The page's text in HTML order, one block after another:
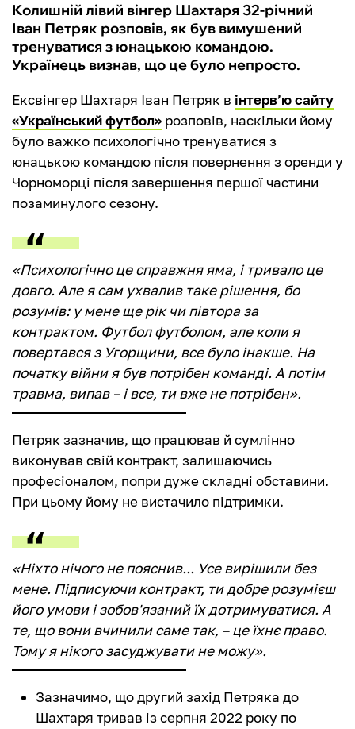
Колишній лівий вінгер Шахтаря 32-річний
Іван Петряк розповів, як був вимушений
тренуватися з юнацькою командою.
Українець визнав, що це було непросто.
Ексвінгер Шахтаря Іван Петряк в інтерв’ю сайту
«Український футбол» розповів, наскільки йому
було важко психологічно тренуватися з
юнацькою командою після повернення з оренди у
Чорноморці після завершення першої частини
позаминулого сезону.
«Психологічно це справжня яма, і тривало це
довго. Але я сам ухвалив таке рішення, бо
розумів: у мене ще рік чи півтора за
контрактом. Футбол футболом, але коли я
повертався з Угорщини, все було інакше. На
початку війни я був потрібен команді. А потім
травма, випав – і все, ти вже не потрібен».
Петряк зазначив, що працював й сумлінно
виконував свій контракт, залишаючись
професіоналом, попри дуже складні обставини.
При цьому йому не вистачило підтримки.
«Ніхто нічого не пояснив... Усе вирішили без
мене. Підписуючи контракт, ти добре розумієш
його умови і зобов'язаний їх дотримуватися. А
те, що вони вчинили саме так, – це їхнє право.
Тому я нікого засуджувати не можу».
Зазначимо, що другий захід Петряка до
Шахтаря тривав із серпня 2022 року по